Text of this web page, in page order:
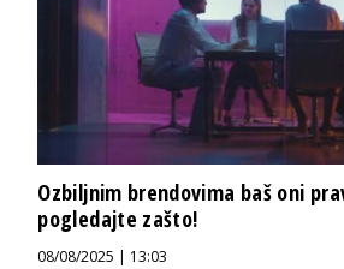
Ozbiljnim brendovima baš oni
pogledajte zašto!
08/08/2025 | 13:03